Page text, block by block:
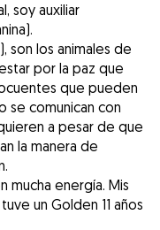
soy auxiliar
son los animales de
por la paz que
que pueden
se comunican con
a pesar de que
la manera de
mucha energía. Mis
un Golden 11 años